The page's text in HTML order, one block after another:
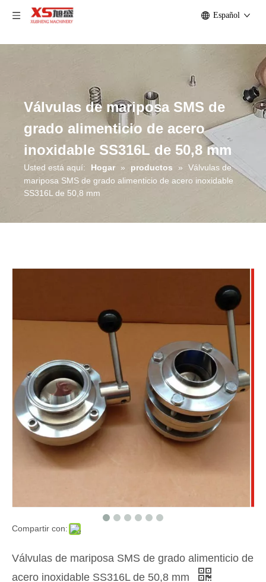
Español
Válvulas de mariposa SMS de
grado alimenticio de acero
inoxidable SS316L de 50,8 mm
Usted está aquí: Hogar » productos »
Válvulas de
mariposa SMS de grado alimenticio de acero inoxidable
SS316L de 50,8 mm
Compartir con:
Válvulas de mariposa SMS de grado alimenticio de
acero inoxidable SS316L de 50,8 mm